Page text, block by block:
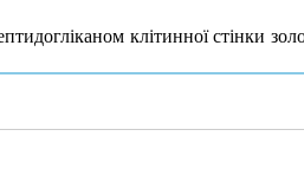
клітинної стінки